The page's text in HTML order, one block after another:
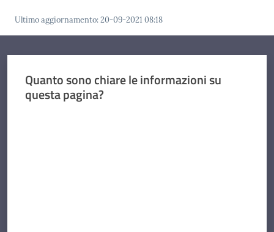
Ultimo aggiornamento:20-09-2021 08:18
Quanto sono chiare le informazioni su
questa pagina?